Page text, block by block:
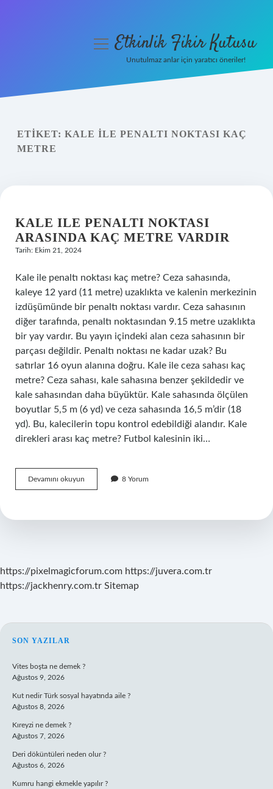
Yasal Uyarı
menüyüEtkinlik Fikir Kutusu
Unutulmaz anlar için yaratıcı öneriler!
ETIKET: KALE ILE PENALTI NOKTASI KAÇ
METRE
KALE ILE PENALTI NOKTASI
ARASINDA KAÇ METRE VARDIR
Tarih: Ekim 21, 2024
Kale ile penaltı noktası kaç metre? Ceza sahasında,
kaleye 12 yard (11 metre) uzaklıkta ve kalenin merkezinin
izdüşümünde bir penaltı noktası vardır. Ceza sahasının
diğer tarafında, penaltı noktasından 9.15 metre uzaklıkta
bir yay vardır. Bu yayın içindeki alan ceza sahasının bir
parçası değildir. Penaltı noktası ne kadar uzak? Bu
satırlar 16 oyun alanına doğru. Kale ile ceza sahası kaç
metre? Ceza sahası, kale sahasına benzer şekildedir ve
kale sahasından daha büyüktür. Kale sahasında ölçülen
boyutlar 5,5 m (6 yd) ve ceza sahasında 16,5 m’dir (18
yd). Bu, kalecilerin topu kontrol edebildiği alandır. Kale
direkleri arası kaç metre? Futbol kalesinin iki…
Devamını okuyun
Ile
Arasında
8 Yorum
https://pixelmagicforum.com https://juvera.com.tr
https://jackhenry.com.tr Sitemap
SIDEBAR
SON YAZILAR
Vites boşta ne demek ?
Ağustos 9, 2026
Kut nedir Türk sosyal hayatında aile ?
Ağustos 8, 2026
Kıreyzi ne demek ?
Ağustos 7, 2026
Deri döküntüleri neden olur ?
Ağustos 6, 2026
Kumru hangi ekmekle yapılır ?